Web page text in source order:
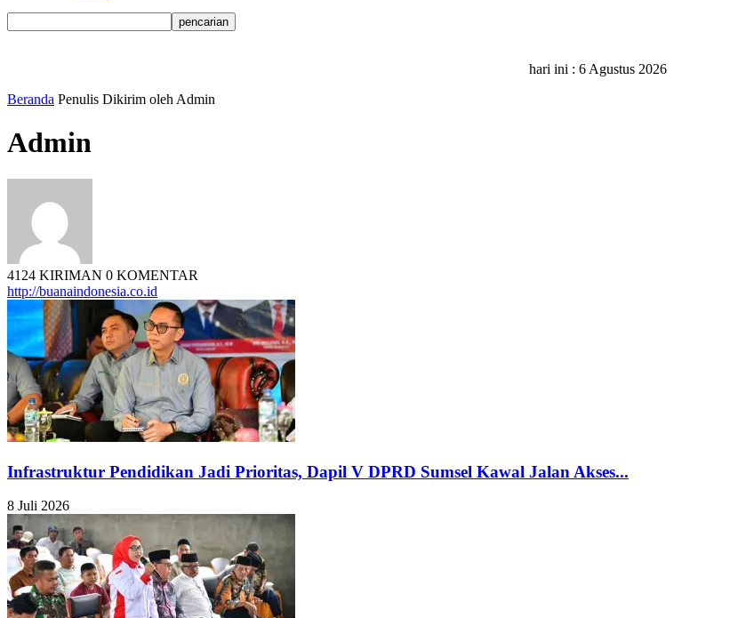
hari ini : 6 Agustus 2026
Beranda Penulis Dikirim oleh Admin
Admin
4124 KIRIMAN 0 KOMENTAR
http://buanaindonesia.co.id
Infrastruktur Pendidikan Jadi Prioritas, Dapil V DPRD Sumsel Kawal Jalan Akses...
8 Juli 2026